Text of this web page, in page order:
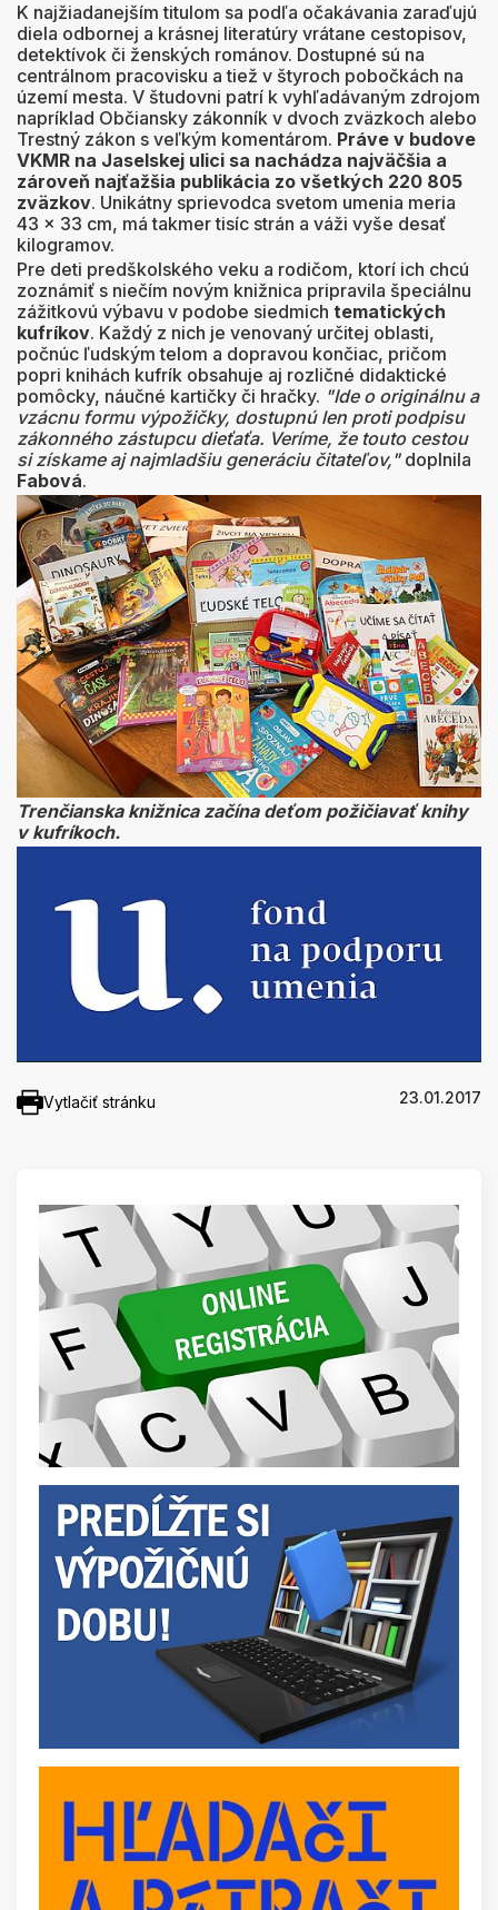
K najžiadanejším titulom sa podľa očakávania zaraďujú
diela odbornej a krásnej literatúry vrátane cestopisov,
detektívok či ženských románov. Dostupné sú na
centrálnom pracovisku a tiež v štyroch pobočkách na
území mesta. V študovni patrí k vyhľadávaným zdrojom
napríklad Občiansky zákonník v dvoch zväzkoch alebo
Trestný zákon s veľkým komentárom. Práve v budove
VKMR na Jaselskej ulici sa nachádza najväčšia a
zároveň najťažšia publikácia zo všetkých 220 805
zväzkov. Unikátny sprievodca svetom umenia meria
43 x 33 cm, má takmer tisíc strán a váži vyše desať
kilogramov.
Pre deti predškolského veku a rodičom, ktorí ich chcú
zoznámiť s niečím novým knižnica pripravila špeciálnu
zážitkovú výbavu v podobe siedmich tematických
kufríkov. Každý z nich je venovaný určitej oblasti,
počnúc ľudským telom a dopravou končiac, pričom
popri knihách kufrík obsahuje aj rozličné didaktické
pomôcky, náučné kartičky či hračky. "Ide o originálnu a
vzácnu formu výpožičky, dostupnú len proti podpisu
zákonného zástupcu dieťaťa. Veríme, že touto cestou
si získame aj najmladšiu generáciu čitateľov,"doplnila
Fabová.
Trenčianska knižnica začína deťom požičiavať knihy
v kufríkoch.
Vytlačiť stránku 23.01.2017